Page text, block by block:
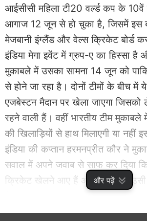
और पढ़ें
आईसीसी महिला टी20 वर्ल्ड कप के
आगाज 12 जून से हो चुका है, जिसमें इस
मेजबानी इंग्लैंड और वेल्स क्रिकेट बोर्ड
इंडिया मेगा इवेंट में ग्रुप-ए का हिस्सा
मुकाबले में उसका सामना 14 जून को
से होने जा रहा है। दोनों टीमों के बीच में
एजबेस्टन मैदान पर खेला जाएगा
रहने वाली हैं। वहीं भारतीय टीम मुकाबले
की खिलाड़ियों से हाथ मिलाएगी या नहीं
इंडिया की कप्तान हरमनप्रीत कौर ने
सवाल में अपने जवाब से साफ कर दिया
क्रिकेट खेलने आए हैं और पूरा ध्यान